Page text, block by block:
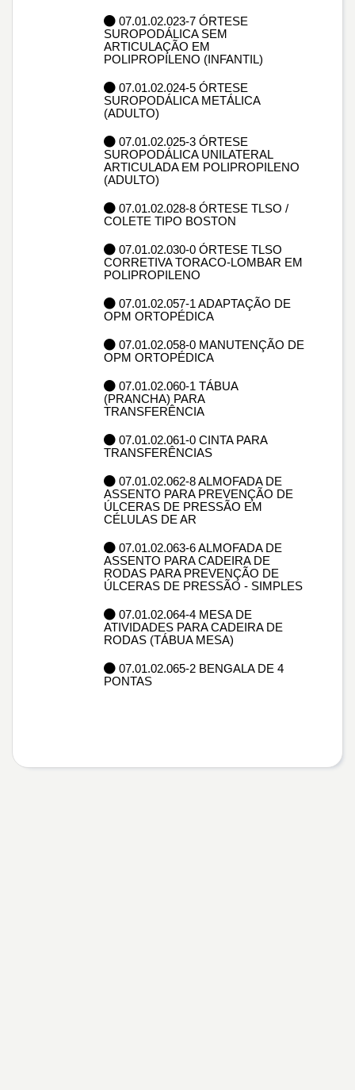
07.01.02.023-7 ÓRTESE
SUROPODÁLICA SEM
ARTICULAÇÃO EM
POLIPROPILENO (INFANTIL)
07.01.02.024-5 ÓRTESE
SUROPODÁLICA METÁLICA
(ADULTO)
07.01.02.025-3 ÓRTESE
SUROPODÁLICA UNILATERAL
ARTICULADA EM POLIPROPILENO
(ADULTO)
07.01.02.028-8 ÓRTESE TLSO /
COLETE TIPO BOSTON
07.01.02.030-0 ÓRTESE TLSO
CORRETIVA TORACO-LOMBAR EM
POLIPROPILENO
07.01.02.057-1 ADAPTAÇÃO DE
OPM ORTOPÉDICA
07.01.02.058-0 MANUTENÇÃO DE
OPM ORTOPÉDICA
07.01.02.060-1 TÁBUA
(PRANCHA) PARA
TRANSFERÊNCIA
07.01.02.061-0 CINTA PARA
TRANSFERÊNCIAS
07.01.02.062-8 ALMOFADA DE
ASSENTO PARA PREVENÇÃO DE
ÚLCERAS DE PRESSÃO EM
CÉLULAS DE AR
07.01.02.063-6 ALMOFADA DE
ASSENTO PARA CADEIRA DE
RODAS PARA PREVENÇÃO DE
ÚLCERAS DE PRESSÃO - SIMPLES
07.01.02.064-4 MESA DE
ATIVIDADES PARA CADEIRA DE
RODAS (TÁBUA MESA)
07.01.02.065-2 BENGALA DE 4
PONTAS